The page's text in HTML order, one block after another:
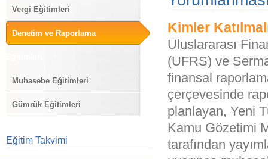
Vergi Eğitimleri
Denetim ve Raporlama
Muhasebe Eğitimleri
Gümrük Eğitimleri
Eğitim Takvimi
Kimler
Uluslararası
(UFRS) ve
finansal
çerçevesinde
planlayan, Yeni
Kamu Gözetimi
tarafından